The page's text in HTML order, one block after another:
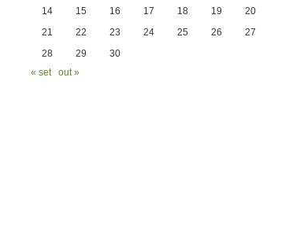
14
15 16 17 18 19
20
21
22 23 24 25 26
27
28
29
30
« set
out »